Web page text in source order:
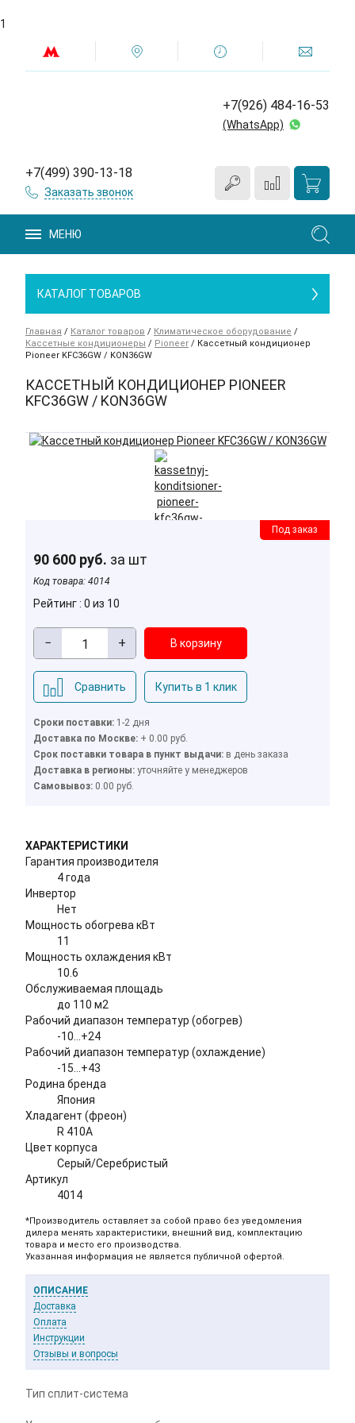
1
+7(926) 484-16-53
(WhatsApp)
+7(499) 390-13-18
Заказать звонок
МЕНЮ
КАТАЛОГ ТОВАРОВ
Главная / Каталог товаров / Климатическое оборудование /
Кассетные кондиционеры / Pioneer / Кассетный кондиционер
Pioneer KFC36GW / KON36GW
КАССЕТНЫЙ КОНДИЦИОНЕР PIONEER
KFC36GW / KON36GW
Под заказ
90 600 руб. за шт
Код товара: 4014
Рейтинг : 0 из 10
− +
Сравнить Купить в 1 клик
Сроки поставки: 1-2 дня
Доставка по Москве: + 0.00 руб.
Cрок поставки товара в пункт выдачи: в день заказа
Доставка в регионы: уточняйте у менеджеров
Cамовывоз: 0.00 руб.
ХАРАКТЕРИСТИКИ
Гарантия производителя
4 года
Инвертор
Нет
Мощность обогрева кВт
11
Мощность охлаждения кВт
10.6
Обслуживаемая площадь
до 110 м2
Рабочий диапазон температур (обогрев)
-10...+24
Рабочий диапазон температур (охлаждение)
-15...+43
Родина бренда
Япония
Хладагент (фреон)
R 410A
Цвет корпуса
Серый/Серебристый
Артикул
4014
*Производитель оставляет за собой право без уведомления
дилера менять характеристики, внешний вид, комплектацию
товара и место его производства.
Указанная информация не является публичной офертой.
ОПИСАНИЕ
Доставка
Оплата
Инструкции
Отзывы и вопросы
Тип сплит-система